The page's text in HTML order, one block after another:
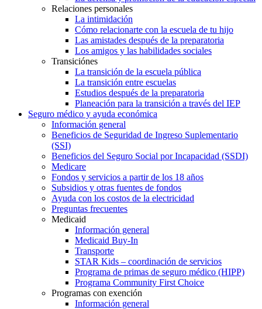
Relaciones personales
La intimidación
Cómo relacionarte con la escuela de tu hijo
Las amistades después de la preparatoria
Los amigos y las habilidades sociales
Transiciónes
La transición de la escuela pública
La transición entre escuelas
Estudios después de la preparatoria
Planeación para la transición a través del IEP
Seguro médico y ayuda económica
Información general
Beneficios de Seguridad de Ingreso Suplementario
(SSI)
Beneficios del Seguro Social por Incapacidad (SSDI)
Medicare
Fondos y servicios a partir de los 18 años
Subsidios y otras fuentes de fondos
Ayuda con los costos de la electricidad
Preguntas frecuentes
Medicaid
Información general
Medicaid Buy-In
Transporte
STAR Kids – coordinación de servicios
Programa de primas de seguro médico (HIPP)
Programa Community First Choice
Programas con exención
Información general